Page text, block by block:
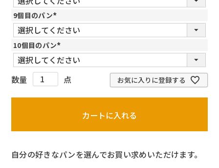
須
)
9個目のパン
(
必
須
)
10個目のパン
(
必
須
) お気に入りに登録する
カートに入れる
自分の好きなパンを選んでお買い求めいただけます。